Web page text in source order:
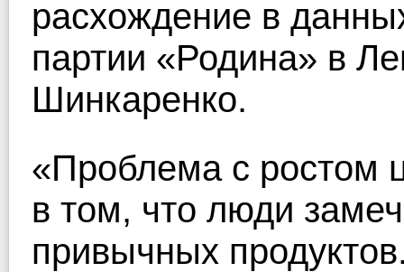
расхождение в
партии «Родина» в
Шинкаренко.
«Проблема с ростом
в том, что люди
привычных